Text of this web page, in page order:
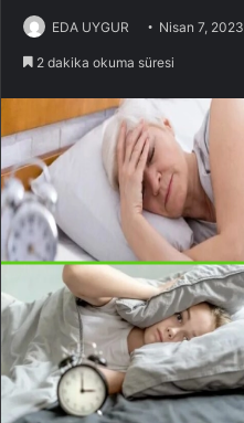
EDA UYGUR Nisan 7, 2023
2 dakika okuma süresi